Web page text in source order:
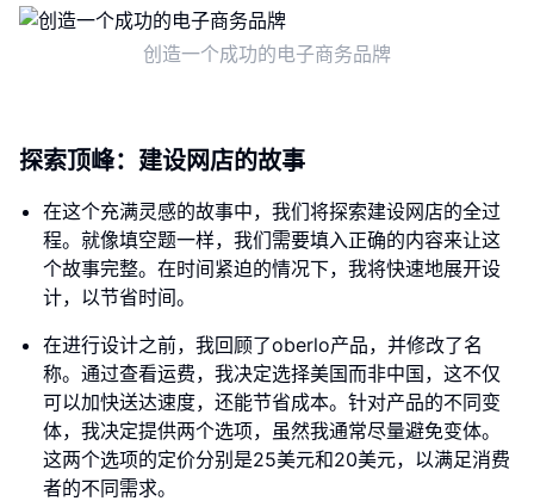
创造一个成功的电子商务品牌
探索顶峰：建设网店的故事
在这个充满灵感的故事中，我们将探索建设网店的全过
程。就像填空题一样，我们需要填入正确的内容来让这
个故事完整。在时间紧迫的情况下，我将快速地展开设
计，以节省时间。
在进行设计之前，我回顾了oberlo产品，并修改了名
称。通过查看运费，我决定选择美国而非中国，这不仅
可以加快送达速度，还能节省成本。针对产品的不同变
体，我决定提供两个选项，虽然我通常尽量避免变体。
这两个选项的定价分别是25美元和20美元，以满足消费
者的不同需求。